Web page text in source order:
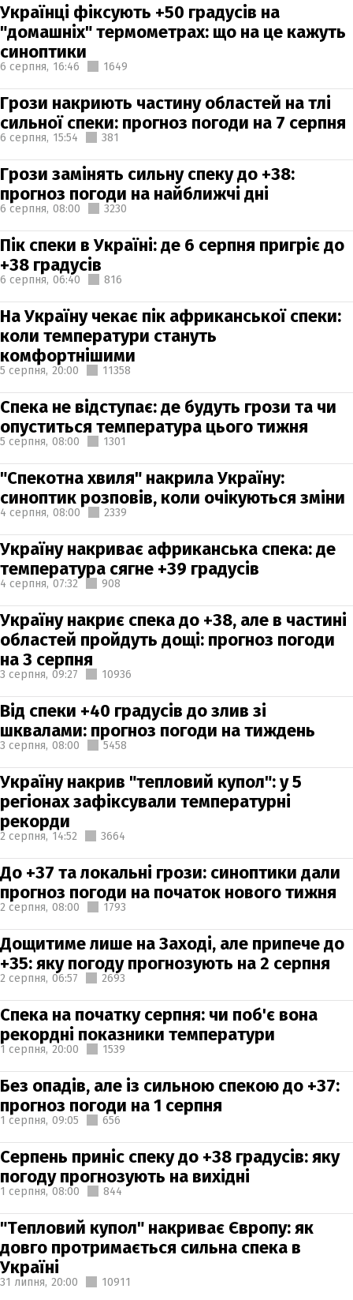
Українці фіксують +50 градусів на
"домашніх" термометрах: що на це кажуть
синоптики
6 серпня, 16:46 1649
Грози накриють частину областей на тлі
сильної спеки: прогноз погоди на 7 серпня
6 серпня, 15:54 381
Грози замінять сильну спеку до +38:
прогноз погоди на найближчі дні
6 серпня, 08:00 3230
Пік спеки в Україні: де 6 серпня пригріє до
+38 градусів
6 серпня, 06:40 816
На Україну чекає пік африканської спеки:
коли температури стануть
комфортнішими
5 серпня, 20:00 11358
Спека не відступає: де будуть грози та чи
опуститься температура цього тижня
5 серпня, 08:00 1301
"Спекотна хвиля" накрила Україну:
синоптик розповів, коли очікуються зміни
4 серпня, 08:00 2339
Україну накриває африканська спека: де
температура сягне +39 градусів
4 серпня, 07:32 908
Україну накриє спека до +38, але в частині
областей пройдуть дощі: прогноз погоди
на 3 серпня
3 серпня, 09:27 10936
Від спеки +40 градусів до злив зі
шквалами: прогноз погоди на тиждень
3 серпня, 08:00 5458
Україну накрив "тепловий купол": у 5
регіонах зафіксували температурні
рекорди
2 серпня, 14:52 3664
До +37 та локальні грози: синоптики дали
прогноз погоди на початок нового тижня
2 серпня, 08:00 1793
Дощитиме лише на Заході, але припече до
+35: яку погоду прогнозують на 2 серпня
2 серпня, 06:57 2693
Спека на початку серпня: чи поб'є вона
рекордні показники температури
1 серпня, 20:00 1539
Без опадів, але із сильною спекою до +37:
прогноз погоди на 1 серпня
1 серпня, 09:05 656
Серпень приніс спеку до +38 градусів: яку
погоду прогнозують на вихідні
1 серпня, 08:00 844
"Тепловий купол" накриває Європу: як
довго протримається сильна спека в
Україні
31 липня, 20:00 10911